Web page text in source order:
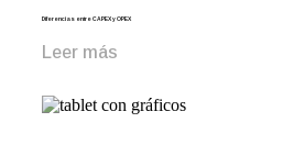
Diferencias entre CAPEX y OPEX
Leer más